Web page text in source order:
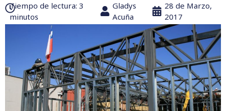
Tiempo de lectura:‎ 3
minutos
Gladys
Acuña
28 de Marzo,
2017